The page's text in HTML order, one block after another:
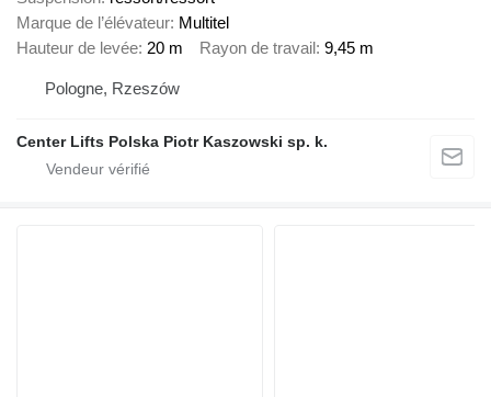
Marque de l’élévateur Multitel
Hauteur de levée 20 m Rayon de travail 9,45 m
Pologne, Rzeszów
Center Lifts Polska Piotr Kaszowski sp. k.